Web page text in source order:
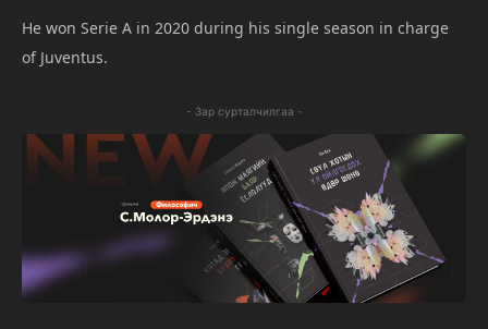
He won Serie A in 2020 during his single season in charge
of Juventus.
- Зар сурталчилгаа -